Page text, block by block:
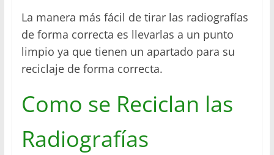
La manera más fácil de tirar las radiografías
de forma correcta es llevarlas a un punto
limpio ya que tienen un apartado para su
reciclaje de forma correcta.
Como se Reciclan las
Radiografías